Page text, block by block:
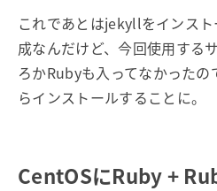
これであとはjekyllをインス
成なんだけど、今回使用する
ろかRubyも入ってなかった
らインストールすることに。
CentOSにRuby +